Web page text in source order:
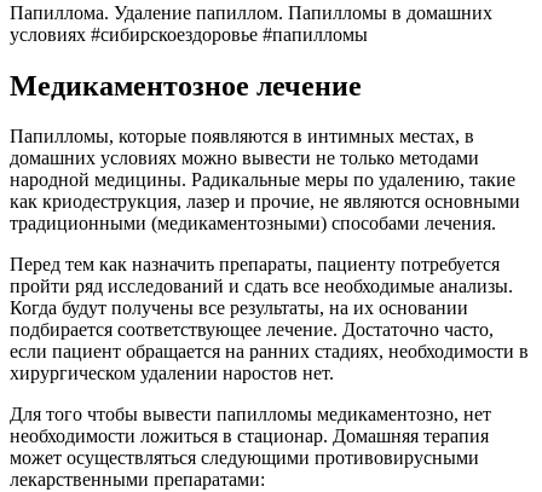
Папиллома. Удаление папиллом. Папилломы в домашних
условиях #сибирскоездоровье #папилломы
Медикаментозное лечение
Папилломы, которые появляются в интимных местах, в
домашних условиях можно вывести не только методами
народной медицины. Радикальные меры по удалению, такие
как криодеструкция, лазер и прочие, не являются основными
традиционными (медикаментозными) способами лечения.
Перед тем как назначить препараты, пациенту потребуется
пройти ряд исследований и сдать все необходимые анализы.
Когда будут получены все результаты, на их основании
подбирается соответствующее лечение. Достаточно часто,
если пациент обращается на ранних стадиях, необходимости в
хирургическом удалении наростов нет.
Для того чтобы вывести папилломы медикаментозно, нет
необходимости ложиться в стационар. Домашняя терапия
может осуществляться следующими противовирусными
лекарственными препаратами: